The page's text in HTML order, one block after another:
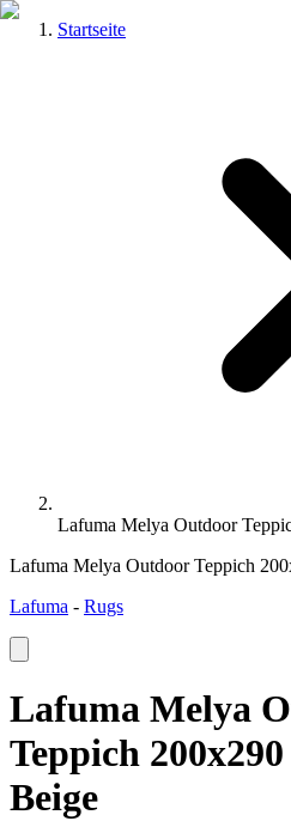
Startseite
Lafuma Melya Outdoor
Lafuma Melya Outdoor Teppich
Lafuma - Rugs
Lafuma Melya
Teppich
Beige